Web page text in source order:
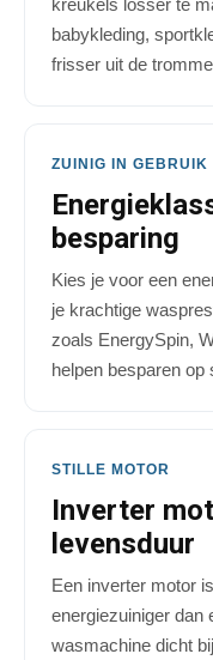
kreukels losser te
babykleding,
frisser uit de
ZUINIG IN GEBRUIK
besparing
Kies je voor een
je krachtige
zoals EnergySpin,
helpen besparen op
STILLE MOTOR
Inverter
levensduur
Een inverter motor
energiezuiniger dan
wasmachine dicht